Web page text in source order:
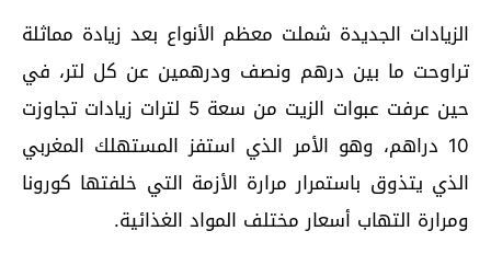
الزيادات الجديدة شملت معظم الأنواع بعد زيادة مماثلة
تراوحت ما بين درهم ونصف ودرهمين عن كل لتر، في
حين عرفت عبوات الزيت من سعة 5 لترات زيادات تجاوزت
10 دراهم، وهو الأمر الذي استفز المستهلك المغربي
الذي يتذوق باستمرار مرارة الأزمة التي خلفتها كورونا
ومرارة التهاب أسعار مختلف المواد الغذائية.